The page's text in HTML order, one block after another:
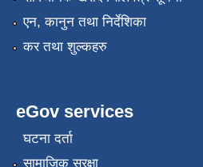
एन, कानुन तथा निर्देशिका
कर तथा शुल्कहरु
eGov services
घटना दर्ता
सामाजिक सुरक्षा